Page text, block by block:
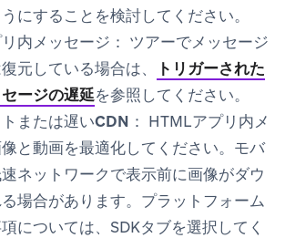
にすることを検討してください。
内メッセージ： ツアーでメッセージ
元している場合は、
トリガーされた
ージの遅延を参照してください。
または遅いCDN： HTMLアプリ内メ
と動画を最適化してください。モバ
ネットワークで表示前に画像がダウ
場合があります。プラットフォーム
については、SDKタブを選択してく